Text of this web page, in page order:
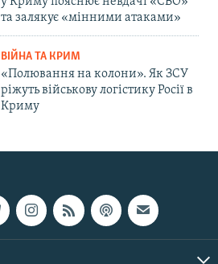
та залякує «мінними атаками»
ВІЙНА ТА КРИМ
«Полювання на колони». Як ЗСУ
ріжуть військову логістику Росії в
Криму